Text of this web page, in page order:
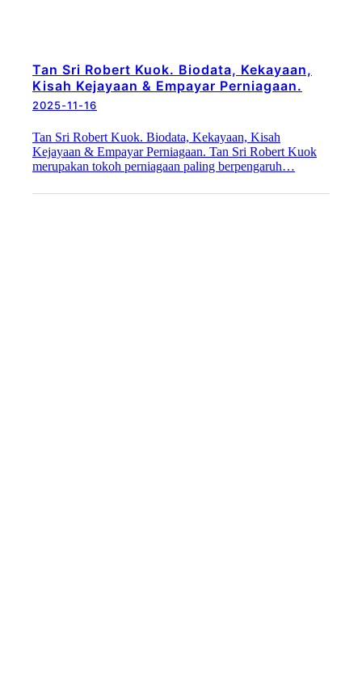
Tan Sri Robert Kuok. Biodata, Kekayaan,
Kisah Kejayaan & Empayar Perniagaan.
2025-11-16
Tan Sri Robert Kuok. Biodata, Kekayaan, Kisah
Kejayaan & Empayar Perniagaan. Tan Sri Robert Kuok
merupakan tokoh perniagaan paling berpengaruh…